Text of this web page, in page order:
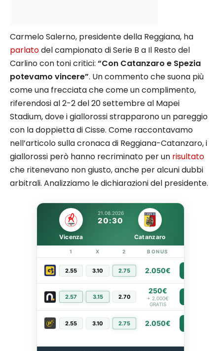
Carmelo Salerno, presidente della Reggiana, ha
parlatodel campionato di Serie B a Il Resto del
Carlino con toni critici: “Con Catanzaro e Spezia
potevamo vincere”. Un commento che suona più
come una frecciata che come un complimento,
riferendosi al 2-2 del 20 settembre al Mapei
Stadium, dove i giallorossi strapparono un pareggio
con la doppietta di Cisse. Come raccontavamo
nell’articolo sulla cronaca di Reggiana-Catanzaro, i
giallorossi però hanno recriminato per un risultato
che ritenevano non giusto, anche per alcuni dubbi
arbitrali. Analizziamo le dichiarazioni del presidente.
21.08.2026
20:30
Vicenza Catanzaro
1 X 2 BONUS
2.55 3.10 2.75 2.050€
2.57 3.15 2.70
250€
+ 2.000€
GRATIS
2.55 3.10 2.75 2.050€